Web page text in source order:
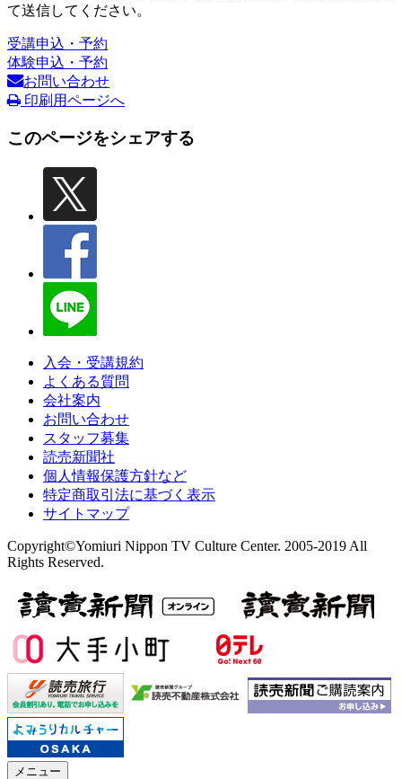
て送信してください。
受講申込・予約
体験申込・予約
お問い合わせ
印刷用ページへ
このページをシェアする
入会・受講規約
よくある質問
会社案内
お問い合わせ
スタッフ募集
読売新聞社
個人情報保護方針など
特定商取引法に基づく表示
サイトマップ
Copyright©Yomiuri Nippon TV Culture Center. 2005-2019 All
Rights Reserved.
メニュー